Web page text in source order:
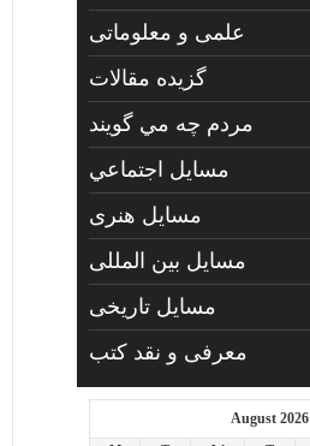
علمی و معلوماتی
گزیده مقالات
مردم چه مي گويند
مسايل اجتماعي
مسايل هنری
مسایل بین المللی
مسایل تاریخی
معرفی و نقد کتب
August 2026